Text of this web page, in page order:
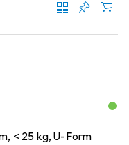
< 25 kg, U-Form